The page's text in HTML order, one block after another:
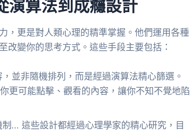
演算法到成癮設計
，更是對人類心理的精準掌握。他們運用各種
改變你的思考方式。這些手段主要包括：
並非隨機排列，而是經過演算法精心篩選。
更可能點擊、觀看的內容，讓你不知不覺地陷
… 這些設計都經過心理學家的精心研究，目